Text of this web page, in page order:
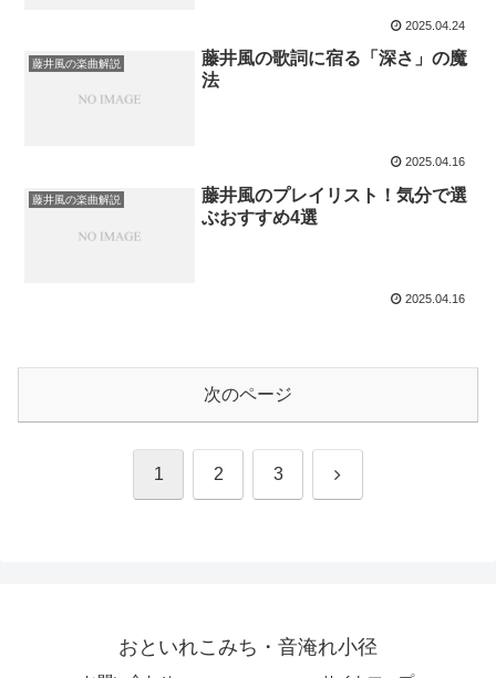
2025.04.24
藤井風の楽曲解説
藤井風の歌詞に宿る「深さ」の魔
法
2025.04.16
藤井風の楽曲解説
藤井風のプレイリスト！気分で選
ぶおすすめ4選
2025.04.16
次のページ
1 2 3 次
おといれこみち・音淹れ小径